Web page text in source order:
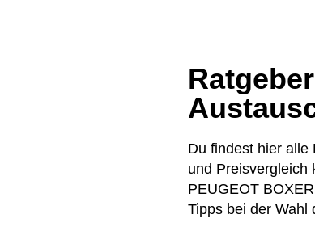
Du findest hier alle
und Preisvergleich
PEUGEOT
Tipps bei der Wahl